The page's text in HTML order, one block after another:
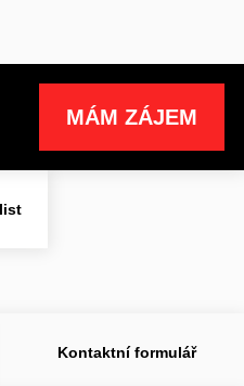
MÁM ZÁJEM
Kontaktní formulář